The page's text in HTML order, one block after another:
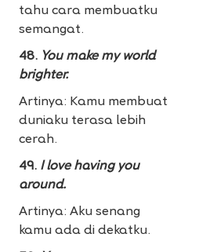
tahu cara membuatku
semangat.
48. You make my world
brighter.
Artinya: Kamu membuat
duniaku terasa lebih
cerah.
49. I love having you
around.
Artinya: Aku senang
kamu ada di dekatku.